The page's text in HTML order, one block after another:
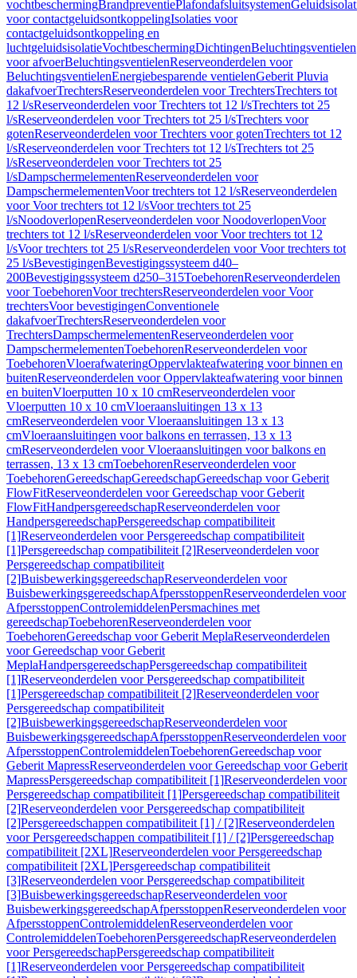
vochtbeschermingBrandpreventiePlafondafsluitsystemen
voor contactgeluidsontkoppelingIsolaties voor
contactgeluidsontkoppeling en
luchtgeluidsisolatieVochtbeschermingDichtingenBeluchtingsventielen
voor afvoerBeluchtingsventielenReserveonderdelen voor
BeluchtingsventielenEnergiebesparende ventielenGeberit Pluvia
dakafvoerTrechtersReserveonderdelen voor TrechtersTrechters tot
12 l/sReserveonderdelen voor Trechters tot 12 l/sTrechters tot 25
l/sReserveonderdelen voor Trechters tot 25 l/sTrechters voor
gotenReserveonderdelen voor Trechters voor gotenTrechters tot 12
l/sReserveonderdelen voor Trechters tot 12 l/sTrechters tot 25
l/sReserveonderdelen voor Trechters tot 25
l/sDampschermelementenReserveonderdelen voor
DampschermelementenVoor trechters tot 12 l/sReserveonderdelen
voor Voor trechters tot 12 l/sVoor trechters tot 25
l/sNoodoverlopenReserveonderdelen voor NoodoverlopenVoor
trechters tot 12 l/sReserveonderdelen voor Voor trechters tot 12
l/sVoor trechters tot 25 l/sReserveonderdelen voor Voor trechters tot
25 l/sBevestigingenBevestigingssysteem d40–
200Bevestigingssysteem d250–315ToebehorenReserveonderdelen
voor ToebehorenVoor trechtersReserveonderdelen voor Voor
trechtersVoor bevestigingenConventionele
dakafvoerTrechtersReserveonderdelen voor
TrechtersDampschermelementenReserveonderdelen voor
DampschermelementenToebehorenReserveonderdelen voor
ToebehorenVloerafwateringOppervlakteafwatering voor binnen en
buitenReserveonderdelen voor Oppervlakteafwatering voor binnen
en buitenVloerputten 10 x 10 cmReserveonderdelen voor
Vloerputten 10 x 10 cmVloeraansluitingen 13 x 13
cmReserveonderdelen voor Vloeraansluitingen 13 x 13
cmVloeraansluitingen voor balkons en terrassen, 13 x 13
cmReserveonderdelen voor Vloeraansluitingen voor balkons en
terrassen, 13 x 13 cmToebehorenReserveonderdelen voor
ToebehorenGereedschapGereedschapGereedschap voor Geberit
FlowFitReserveonderdelen voor Gereedschap voor Geberit
FlowFitHandpersgereedschapReserveonderdelen voor
HandpersgereedschapPersgereedschap compatibiliteit
[1]Reserveonderdelen voor Persgereedschap compatibiliteit
[1]Persgereedschap compatibiliteit [2]Reserveonderdelen voor
Persgereedschap compatibiliteit
[2]BuisbewerkingsgereedschapReserveonderdelen voor
BuisbewerkingsgereedschapAfpersstoppenReserveonderdelen voor
AfpersstoppenControlemiddelenPersmachines met
gereedschapToebehorenReserveonderdelen voor
ToebehorenGereedschap voor Geberit MeplaReserveonderdelen
voor Gereedschap voor Geberit
MeplaHandpersgereedschapPersgereedschap compatibiliteit
[1]Reserveonderdelen voor Persgereedschap compatibiliteit
[1]Persgereedschap compatibiliteit [2]Reserveonderdelen voor
Persgereedschap compatibiliteit
[2]BuisbewerkingsgereedschapReserveonderdelen voor
BuisbewerkingsgereedschapAfpersstoppenReserveonderdelen voor
AfpersstoppenControlemiddelenToebehorenGereedschap voor
Geberit MapressReserveonderdelen voor Gereedschap voor Geberit
MapressPersgereedschap compatibiliteit [1]Reserveonderdelen voor
Persgereedschap compatibiliteit [1]Persgereedschap compatibiliteit
[2]Reserveonderdelen voor Persgereedschap compatibiliteit
[2]Persgereedschappen compatibiliteit [1] / [2]Reserveonderdelen
voor Persgereedschappen compatibiliteit [1] / [2]Persgereedschap
compatibiliteit [2XL]Reserveonderdelen voor Persgereedschap
compatibiliteit [2XL]Persgereedschap compatibiliteit
[3]Reserveonderdelen voor Persgereedschap compatibiliteit
[3]BuisbewerkingsgereedschapReserveonderdelen voor
BuisbewerkingsgereedschapAfpersstoppenReserveonderdelen voor
AfpersstoppenControlemiddelenReserveonderdelen voor
ControlemiddelenToebehorenPersgereedschapReserveonderdelen
voor PersgereedschapPersgereedschap compatibiliteit
[1]Reserveonderdelen voor Persgereedschap compatibiliteit